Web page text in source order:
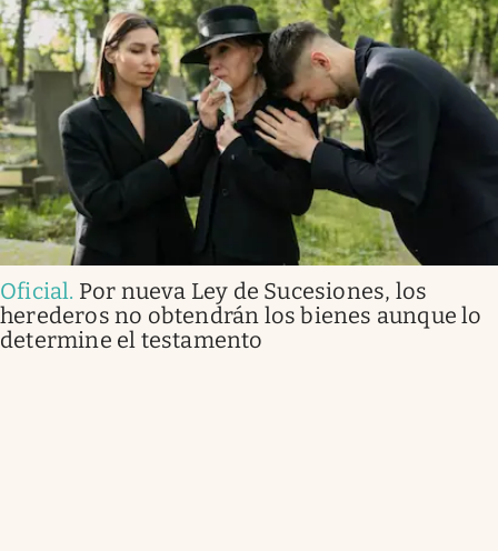
Oficial. Por nueva Ley de Sucesiones, los
herederos no obtendrán los bienes aunque lo
determine el testamento